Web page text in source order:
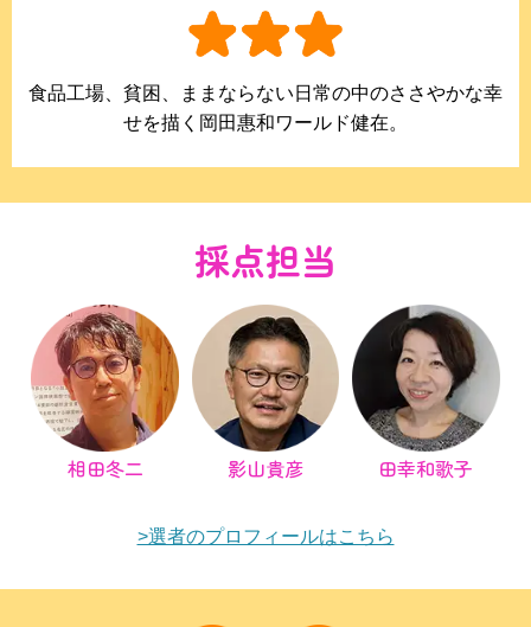
食品工場、貧困、ままならない日常の中のささやかな幸
せを描く岡田惠和ワールド健在。
採点担当
相田冬二 影山貴彦 田幸和歌子
>選者のプロフィールはこちら